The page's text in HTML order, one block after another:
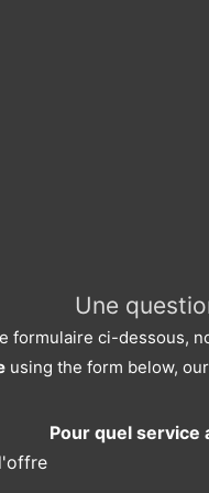
Une
formulaire ci-dessous,
using the form below,
Pour quel service